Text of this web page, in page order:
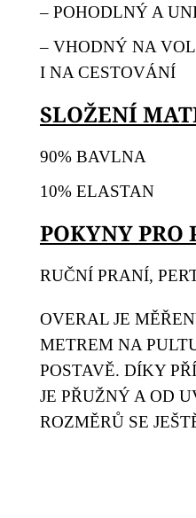
– POHODLNÝ A
– VHODNÝ NA
I NA CESTOVÁNÍ
SLOŽENÍ
90% BAVLNA
10% ELASTAN
POKYNY PRO
RUČNÍ PRANÍ,
OVERAL JE
METREM NA
POSTAVĚ. DÍKY
JE PŘUŽNÝ A OD
ROZMĚRŮ SE